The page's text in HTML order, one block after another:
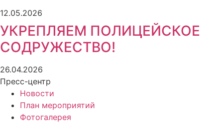
12.05.2026
УКРЕПЛЯЕМ ПОЛИЦЕЙСКОЕ
СОДРУЖЕСТВО!
26.04.2026
Пресс-центр
Новости
План мероприятий
Фотогалерея